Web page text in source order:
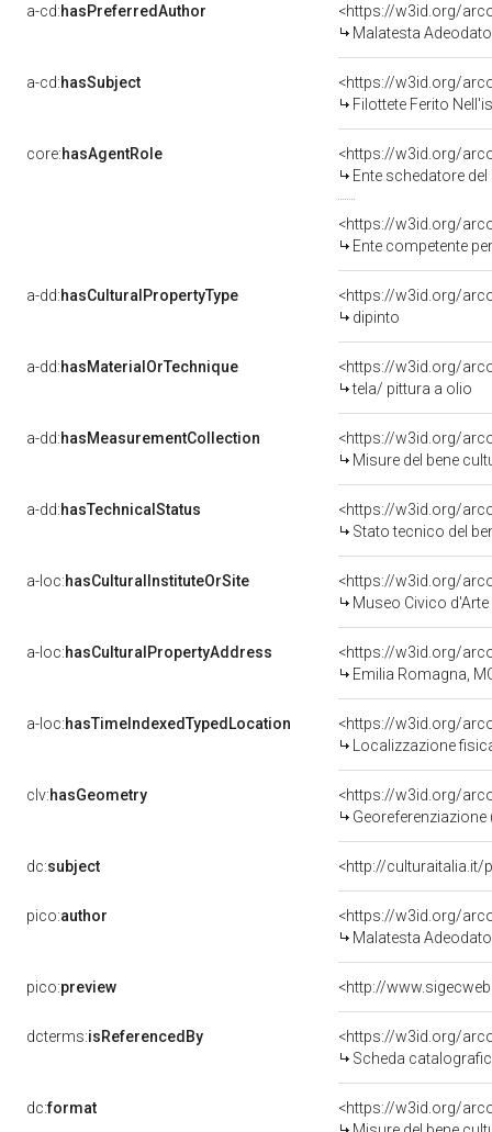
a-cd:hasPreferredAuthor
<https://w3id.org/
Malatesta
a-cd:hasSubject
<https://w3id.org/
Filottete Ferito
core:hasAgentRole
<https://w3id.org/
Ente schedatore del bene
<https://w3id.org/
Ente competente
a-dd:hasCulturalPropertyType
<https://w3id.org/
dipinto
a-dd:hasMaterialOrTechnique
<https://w3id.org/
tela/ pittura a olio
a-dd:hasMeasurementCollection
<https://w3id.org/
Misure del bene
a-dd:hasTechnicalStatus
<https://w3id.org/
Stato tecnico del
a-loc:hasCulturalInstituteOrSite
<https://w3id.org/
Museo Civico
a-loc:hasCulturalPropertyAddress
<https://w3id.org/
Emilia Romagna,
a-loc:hasTimeIndexedTypedLocation
<https://w3id.org/
Localizzazione
clv:hasGeometry
<https://w3id.org/
dc:subject <http://culturaitalia.it/
pico:author
<https://w3id.org/
Malatesta
pico:preview <http://
dcterms:isReferencedBy
<https://w3id.org/
Scheda
dc:format
<https://w3id.org/